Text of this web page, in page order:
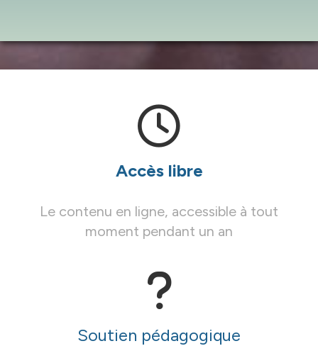
Accès libre
Le contenu en ligne, accessible à tout
moment pendant un an
Soutien pédagogique